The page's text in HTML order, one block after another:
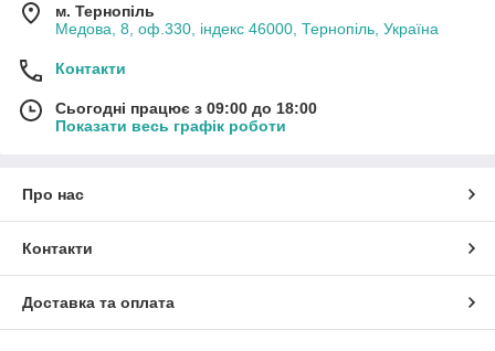
м. Тернопіль
Медова, 8, оф.330, індекс 46000, Тернопіль, Україна
Контакти
Сьогодні працює з 09:00 до 18:00
Показати весь графік роботи
Про нас
Контакти
Доставка та оплата